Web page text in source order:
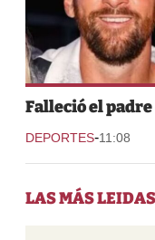
Falleció el
DEPORTES-11:08
LAS MÁS LEIDAS